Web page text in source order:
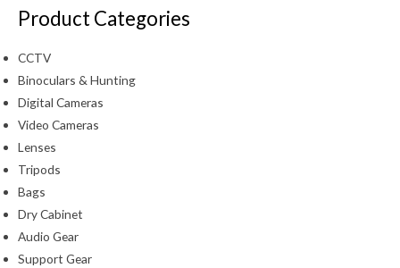
Product Categories
CCTV
Binoculars & Hunting
Digital Cameras
Video Cameras
Lenses
Tripods
Bags
Dry Cabinet
Audio Gear
Support Gear